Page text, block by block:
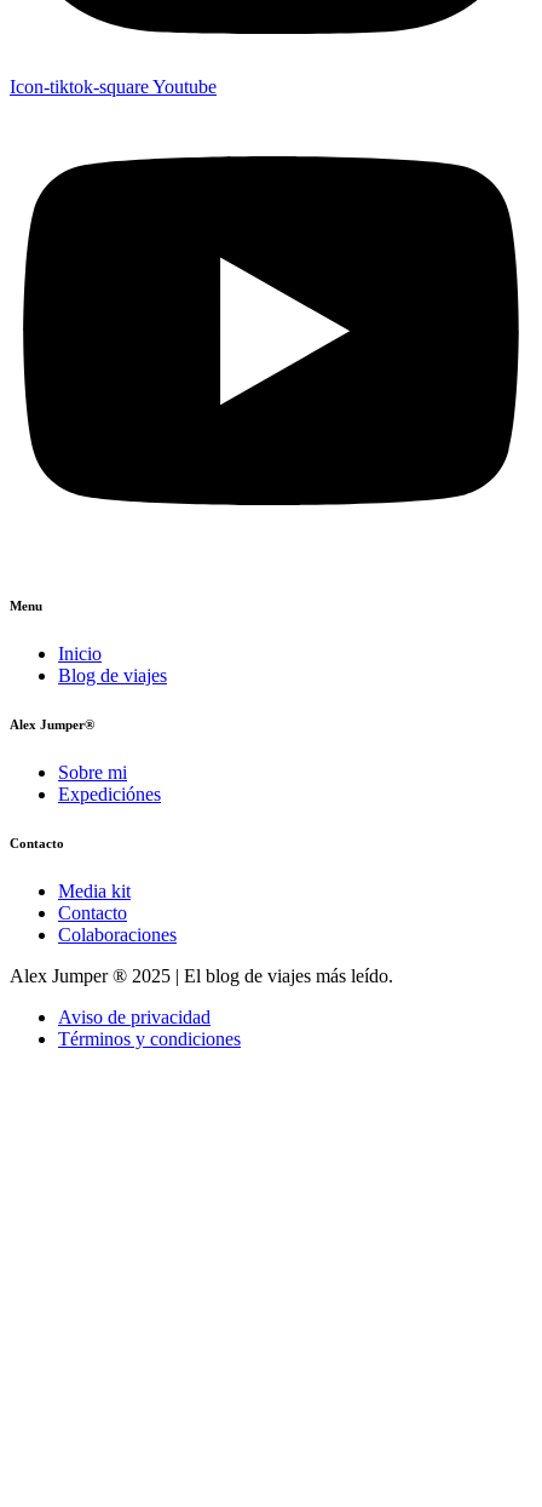
Icon-tiktok-squareYoutube
Menu
Inicio
Blog de viajes
Alex Jumper®
Sobre mi
Expediciónes
Contacto
Media kit
Contacto
Colaboraciones
Alex Jumper ® 2025 | El blog de viajes más leído.
Aviso de privacidad
Términos y condiciones